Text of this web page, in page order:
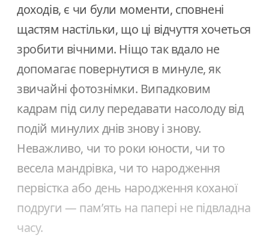
доходів, є чи були моменти, сповнені
щастям настільки, що ці відчуття хочеться
зробити вічними. Ніщо так вдало не
допомагає повернутися в минуле, як
звичайні фотознімки. Випадковим
кадрам під силу передавати насолоду від
подій минулих днів знову і знову.
Неважливо, чи то роки юности, чи то
весела мандрівка, чи то народження
первістка або день народження коханої
подруги — пам’ять на папері не підвладна
часу.